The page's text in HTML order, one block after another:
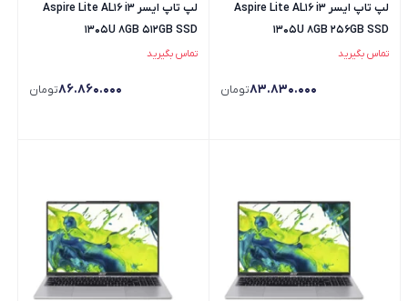
لپ تاپ ایسر Aspire Lite AL16 i3
1305U 8GB 256GB SSD
تماس بگیرید
83.830.000تومان
لپ تاپ ایسر Aspire Lite AL16 i3
1305U 8GB 512GB SSD
تماس بگیرید
86.860.000تومان